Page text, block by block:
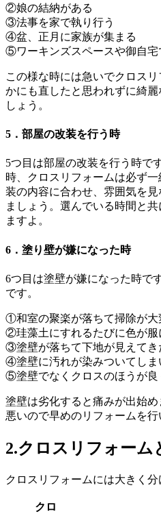
②娘の結納がある
③法事を家で執り行う
④盆、正月に家族が集まる
⑤ワーキンズスペースや御自宅
この様な時には急いでクロス
かにも直したと思われずに綺
しょう。
5．部屋の改装を行う時
5つ目は部屋の改装を行う時で
時、クロスリフォームは必ず
装の内容に合わせ、雰囲気を
ましょう。選んでいる時間と
ますよ。
6．塗り壁が嫌になった時
6つ目は塗壁が嫌になった時で
です。
①和室の聚楽が落ちて掃除が大
②珪藻土にすれるたびに色が服
③塗壁が落ちて下地が見えてき
④塗壁に汚れが染みついてしま
⑤塗壁でなくクロスのほうが良
塗壁は劣化すると痛みが出始
悪いので早めのリフォームを行
2.クロスリフォーム
クロスリフォームには大きく分
クロ